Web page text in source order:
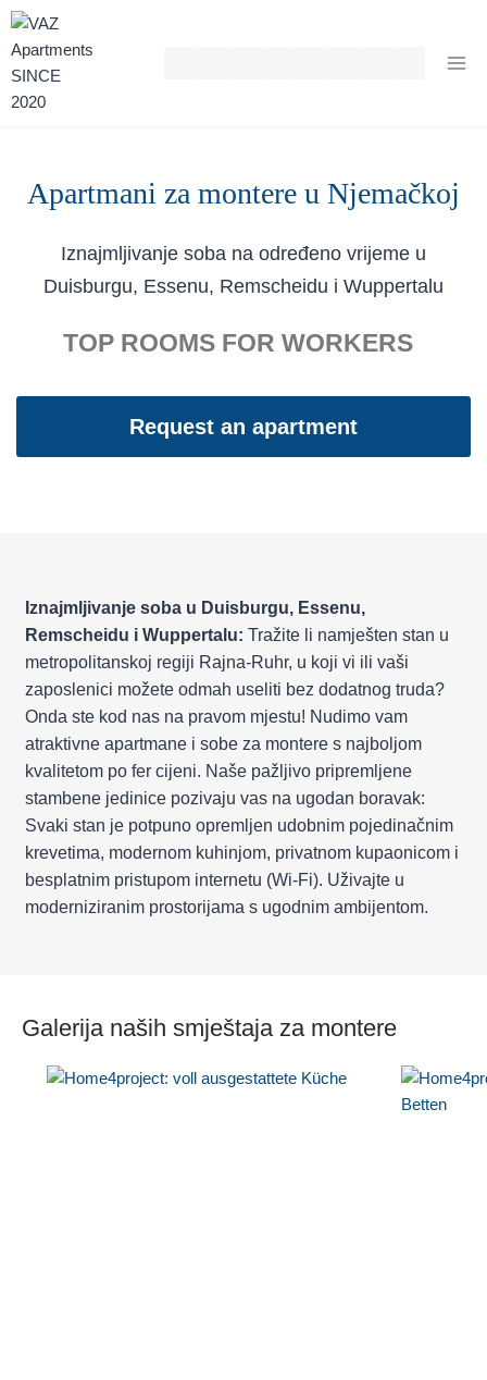
Zum
springen
Apartmani za montere u Njemačkoj
Iznajmljivanje soba na određeno vrijeme u
Duisburgu, Essenu, Remscheidu i Wuppertalu
TOP ROOMS FOR WORKERS
Request an apartment
Iznajmljivanje soba u Duisburgu, Essenu,
Remscheidu i Wuppertalu: Tražite li namješten stan u
metropolitanskoj regiji Rajna-Ruhr, u koji vi ili vaši
zaposlenici možete odmah useliti bez dodatnog truda?
Onda ste kod nas na pravom mjestu! Nudimo vam
atraktivne apartmane i sobe za montere s najboljom
kvalitetom po fer cijeni. Naše pažljivo pripremljene
stambene jedinice pozivaju vas na ugodan boravak:
Svaki stan je potpuno opremljen udobnim pojedinačnim
krevetima, modernom kuhinjom, privatnom kupaonicom i
besplatnim pristupom internetu (Wi-Fi). Uživajte u
moderniziranim prostorijama s ugodnim ambijentom.
Galerija naših smještaja za montere